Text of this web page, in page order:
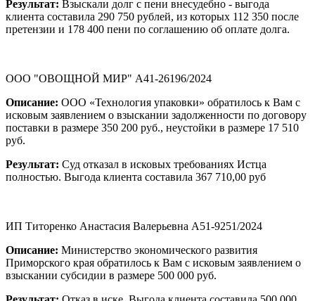
Результат: Взыскали долг с пени внесудебно - выгода
клиента составила 290 750 рублей, из которых 112 350 после
претензии и 178 400 пени по соглашению об оплате долга.
ООО "ОВОЩНОЙ МИР" А41-26196/2024
Описание: ООО «Технология упаковки» обратилось к Вам с
исковым заявлением о взыскании задолженности по договору
поставки в размере 350 200 руб., неустойки в размере 17 510
руб.
Результат: Суд отказал в исковых требованиях Истца
полностью. Выгода клиента составила 367 710,00 руб
ИП Титоренко Анастасия Валерьевна А51-9251/2024
Описание: Министерство экономического развития
Приморского края обратилось к Вам с исковым заявлением о
взыскании субсидии в размере 500 000 руб.